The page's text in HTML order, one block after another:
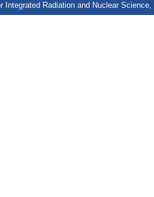
Integrated Radiation and Nuclear